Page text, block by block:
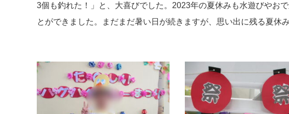
3個も釣れた！」と、大喜びでした。2023年の夏休みも水遊びやお
とができました。まだまだ暑い日が続きますが、思い出に残る夏休